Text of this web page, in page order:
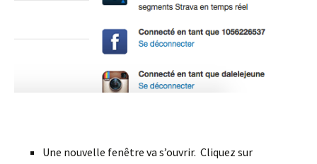
Une nouvelle fenêtre va s’ouvrir. Cliquez sur